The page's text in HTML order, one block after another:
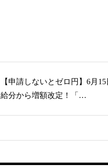
【申請しないとゼロ円】6月15
給分から増額改定！「…